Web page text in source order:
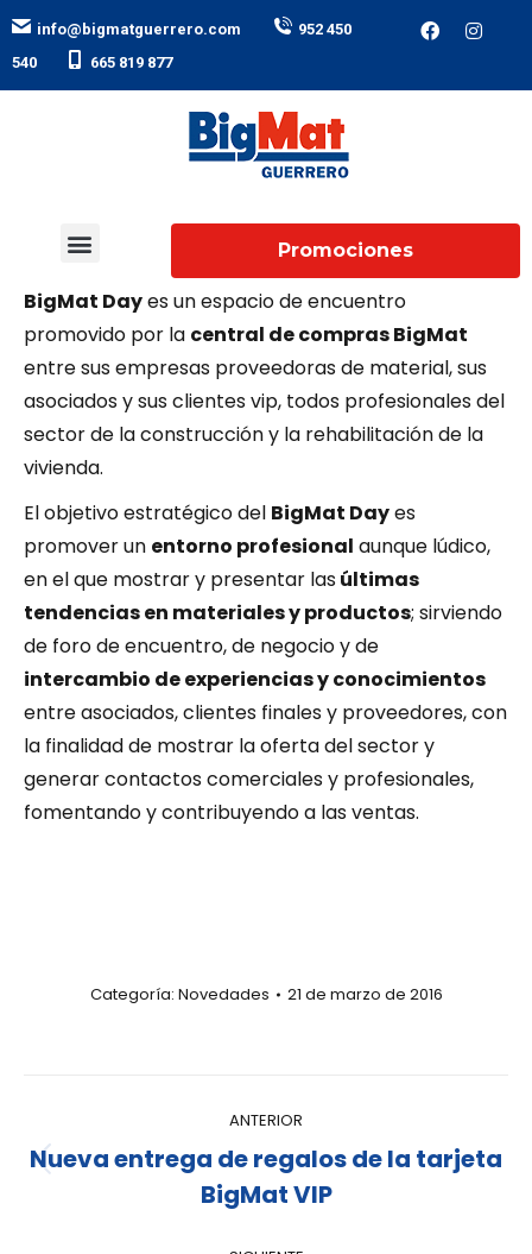
info@bigmatguerrero.com
952 450
540
665 819 877
Promociones
day los próximos días 30 y 31 de Marzo en el
Madrid Arena
BigMat Dayes un espacio de encuentro
promovido por la central de compras BigMat
entre sus empresas proveedoras de material, sus
asociados y sus clientes vip, todos profesionales del
sector de la construcción y la rehabilitación de la
vivienda.
El objetivo estratégico del BigMat Dayes
promover un entorno profesional aunque lúdico,
en el que mostrar y presentar lasúltimas
tendencias en materiales y productos; sirviendo
de foro de encuentro, de negocio y de
intercambio de experiencias y conocimientos
entre asociados, clientes finales y proveedores, con
la finalidad de mostrar la oferta del sector y
generar contactos comerciales y profesionales,
fomentando y contribuyendo a las ventas.
Categoría: Novedades 21 de marzo de 2016
ANTERIOR
Nueva entrega de regalos de la tarjeta
BigMat VIP